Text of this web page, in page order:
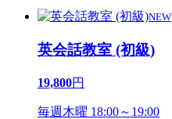
NEW
英会話教室 (初級)
19,800円
毎週木曜 18:00～19:00